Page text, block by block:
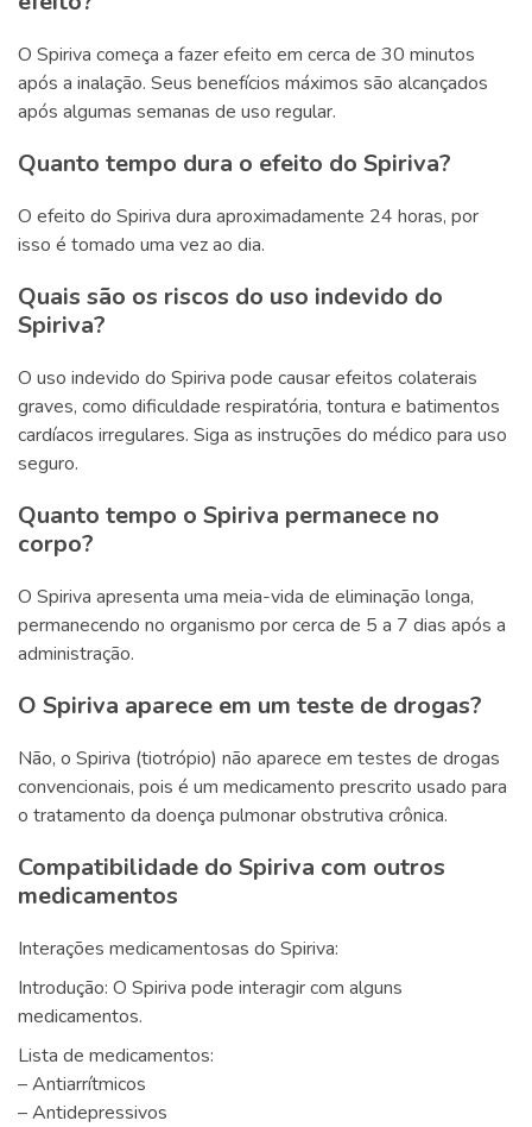
O Spiriva começa a fazer efeito em cerca de 30 minutos
após a inalação. Seus benefícios máximos são alcançados
após algumas semanas de uso regular.
Quanto tempo dura o efeito do Spiriva?
O efeito do Spiriva dura aproximadamente 24 horas, por
isso é tomado uma vez ao dia.
Quais são os riscos do uso indevido do
Spiriva?
O uso indevido do Spiriva pode causar efeitos colaterais
graves, como dificuldade respiratória, tontura e batimentos
cardíacos irregulares. Siga as instruções do médico para uso
seguro.
Quanto tempo o Spiriva permanece no
corpo?
O Spiriva apresenta uma meia-vida de eliminação longa,
permanecendo no organismo por cerca de 5 a 7 dias após a
administração.
O Spiriva aparece em um teste de drogas?
Não, o Spiriva (tiotrópio) não aparece em testes de drogas
convencionais, pois é um medicamento prescrito usado para
o tratamento da doença pulmonar obstrutiva crônica.
Compatibilidade do Spiriva com outros
medicamentos
Interações medicamentosas do Spiriva:
Introdução: O Spiriva pode interagir com alguns
medicamentos.
Lista de medicamentos:
– Antiarrítmicos
– Antidepressivos